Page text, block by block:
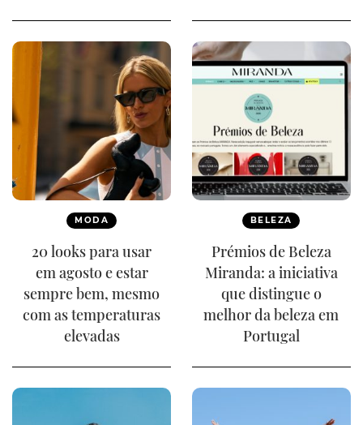
MODA
20 looks para usar
em agosto e estar
sempre bem, mesmo
com as temperaturas
elevadas
BELEZA
Prémios de Beleza
Miranda: a iniciativa
que distingue o
melhor da beleza em
Portugal